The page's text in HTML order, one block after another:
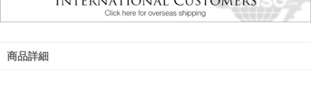
商品詳細